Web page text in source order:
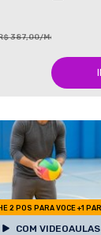
387,00/Mês
2 POS PARA VOCE +1
COM VIDEOAULAS